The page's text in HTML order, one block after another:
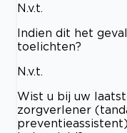
N.v.t.
Indien dit het
toelichten?
N.v.t.
Wist u bij uw
zorgverlener